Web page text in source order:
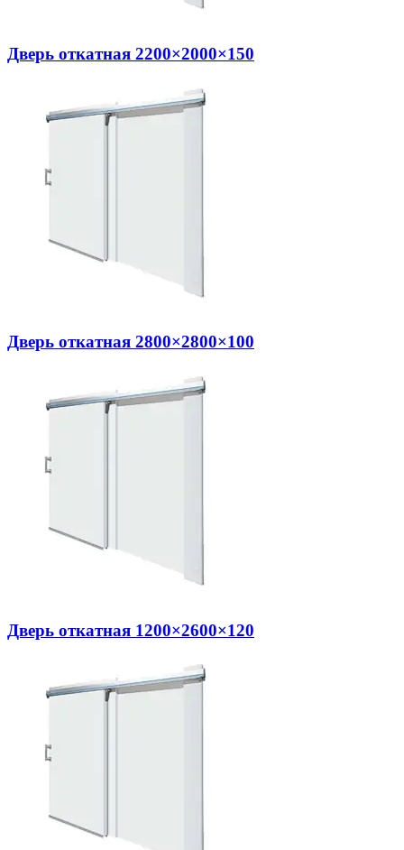
Дверь откатная 2200×2000×150
Дверь откатная 2800×2800×100
Дверь откатная 1200×2600×120